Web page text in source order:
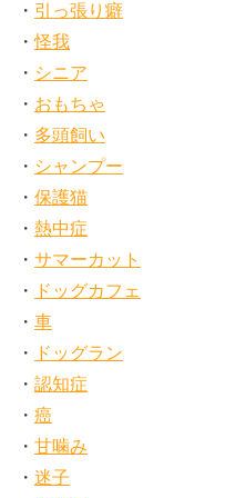
引っ張り癖
怪我
シニア
おもちゃ
多頭飼い
シャンプー
保護猫
熱中症
サマーカット
ドッグカフェ
車
ドッグラン
認知症
癌
甘噛み
迷子